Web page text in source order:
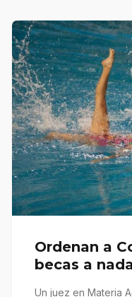
Ordenan a
becas a
Un juez en Materia